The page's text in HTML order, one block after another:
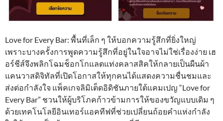
Love for Every Bar: พื้นที่เล็ก ๆ ให้บอกความรู้สึกที่ยิ่งใหญ่
เพราะบางครั้งการพูดความรู้สึกที่อยู่ในใจอาจไม่ใช่เรื่องง่าย เฮ
อร์ชีส์จึงพลิกโฉมช็อกโกแลตแท่งคลาสสิคให้กลายเป็นผืนผ้า
แคนวาสดิจิทัลที่เปิดโอกาสให้ทุกคนได้แสดงความชื่นชมและ
ส่งต่อกำลังใจ แพ็คเกจลิมิเต็ดอิดิชันภายใต้แคมเปญ “Love for
Every Bar” ชวนให้ผู้บริโภคก้าวข้ามการให้ของขวัญแบบเดิม ๆ
ด้วยเทคโนโลยีอินเทอร์แอคทีฟที่ช่วยเปลี่ยนถ้อยคำแห่งกำลัง